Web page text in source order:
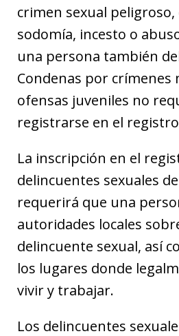
crimen sexual peligroso,
sodomía, incesto o
una persona también
Condenas por crímenes
ofensas juveniles no
registrarse en el
La inscripción en el
delincuentes sexuales
requerirá que una
autoridades locales
delincuente sexual, así
los lugares donde
vivir y trabajar.
Los delincuentes